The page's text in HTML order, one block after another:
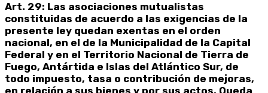
Art. 29: Las asociaciones mutualistas
constituidas de acuerdo a las exigencias de la
presente ley quedan exentas en el orden
nacional, en el de la Municipalidad de la Capital
Federal y en el Territorio Nacional de Tierra de
Fuego, Antártida e Islas del Atlántico Sur, de
todo impuesto, tasa o contribución de mejoras,